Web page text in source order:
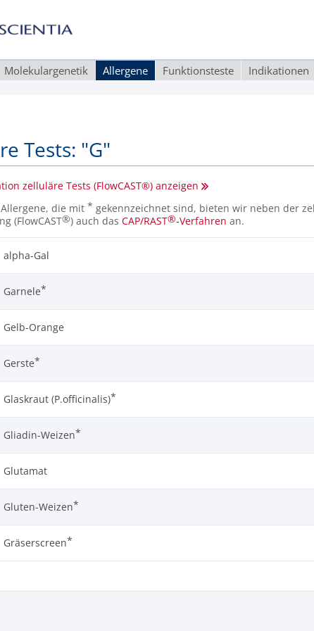
Molekulargenetik Allergene Funktionsteste Indikationen
Tests: "G"
zelluläre Tests (FlowCAST®) anzeigen
die mit * gekennzeichnet sind, bieten wir neben der
(FlowCAST®) auch das CAP/RAST®-Verfahren an.
alpha-Gal
Garnele*
Gelb-Orange
Gerste*
Glaskraut (P.officinalis)*
Gliadin-Weizen*
Glutamat
Gluten-Weizen*
Gräserscreen*